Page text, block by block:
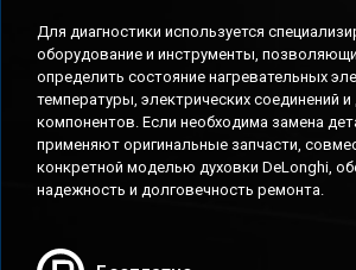
Для диагностики используется
оборудование и инструменты,
определить состояние нагревательных
температуры, электрических соединений
компонентов. Если необходима замена
применяют оригинальные запчасти,
конкретной моделью духовки DeLonghi,
надежность и долговечность ремонта.